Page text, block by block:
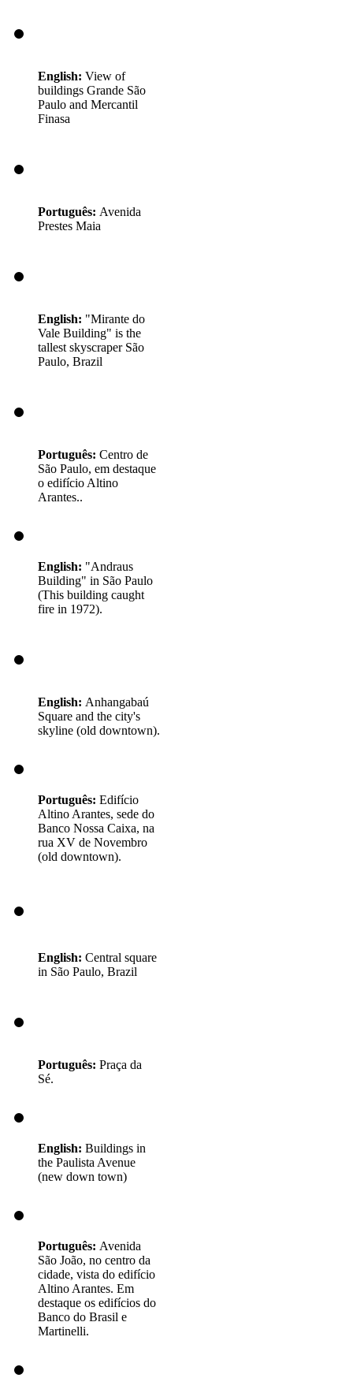
English: View of
buildings Grande São
Paulo and Mercantil
Finasa
Português: Avenida
Prestes Maia
English: "Mirante do
Vale Building" is the
tallest skyscraper São
Paulo, Brazil
Português: Centro de
São Paulo, em destaque
o edifício Altino
Arantes..
English: "Andraus
Building" in São Paulo
(This building caught
fire in 1972).
English: Anhangabaú
Square and the city's
skyline (old downtown).
Português: Edifício
Altino Arantes, sede do
Banco Nossa Caixa, na
rua XV de Novembro
(old downtown).
English: Central square
in São Paulo, Brazil
Português: Praça da
Sé.
English: Buildings in
the Paulista Avenue
(new down town)
Português: Avenida
São João, no centro da
cidade, vista do edifício
Altino Arantes. Em
destaque os edifícios do
Banco do Brasil e
Martinelli.